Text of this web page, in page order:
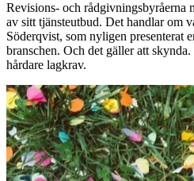
Revisions- och rådgivningsbyråerna
av sitt tjänsteutbud. Det handlar om
Söderqvist, som nyligen presenterat
branschen. Och det gäller att
hårdare lagkrav.